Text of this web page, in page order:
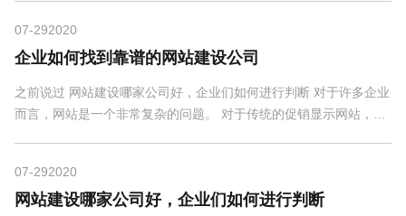
07-292020
企业如何找到靠谱的网站建设公司
之前说过 网站建设哪家公司好，企业们如何进行判断 对于许多企业
而言，网站是一个非常复杂的问题。 对于传统的促销显示网站，一
07-292020
网站建设哪家公司好，企业们如何进行判断